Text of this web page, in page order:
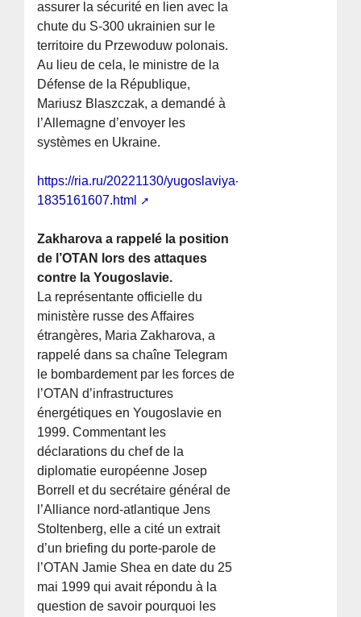
assurer la sécurité en lien avec la
chute du S-300 ukrainien sur le
territoire du Przewoduw polonais.
Au lieu de cela, le ministre de la
Défense de la République,
Mariusz Blaszczak, a demandé à
l’Allemagne d’envoyer les
systèmes en Ukraine.
https://ria.ru/20221130/yugoslaviya-
1835161607.html
Zakharova a rappelé la position
de l’OTAN lors des attaques
contre la Yougoslavie.
La représentante officielle du
ministère russe des Affaires
étrangères, Maria Zakharova, a
rappelé dans sa chaîne Telegram
le bombardement par les forces de
l’OTAN d’infrastructures
énergétiques en Yougoslavie en
1999. Commentant les
déclarations du chef de la
diplomatie européenne Josep
Borrell et du secrétaire général de
l’Alliance nord-atlantique Jens
Stoltenberg, elle a cité un extrait
d’un briefing du porte-parole de
l’OTAN Jamie Shea en date du 25
mai 1999 qui avait répondu à la
question de savoir pourquoi les